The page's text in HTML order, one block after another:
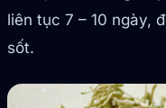
liên tục 7 – 10 ngày,
sốt.